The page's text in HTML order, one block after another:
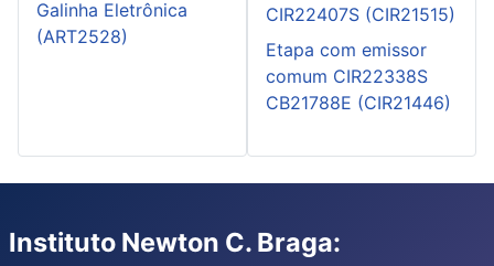
Galinha Eletrônica
(ART2528)
CIR22407S (CIR21515)
Etapa com emissor
comum CIR22338S
CB21788E (CIR21446)
Instituto Newton C. Braga: